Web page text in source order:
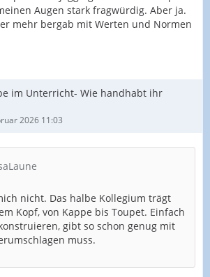
Augen stark fragwürdig. Aber ja.
mehr bergab mit Werten und Normen
im Unterricht- Wie handhabt ihr
2026 11:03
nicht. Das halbe Kollegium trägt
Kopf, von Kappe bis Toupet. Einfach
gibt so schon genug mit
muss.